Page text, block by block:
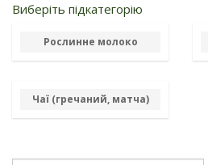
Виберіть підкатегорію
Рослинне молоко
Чаї (гречаний, матча)